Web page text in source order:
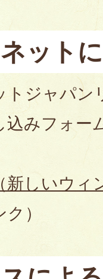
ット
トジャパン
込みフォー
新しいウィ
）